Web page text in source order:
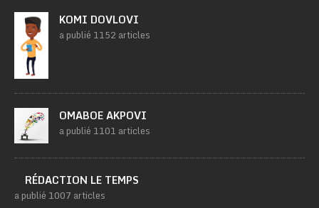
KOMI DOVLOVI
a publié 1152 articles
OMABOE AKPOVI
a publié 1101 articles
RÉDACTION LE TEMPS
a publié 1007 articles